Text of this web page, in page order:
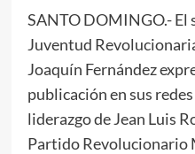
SANTO DOMINGO.- El
Juventud
Joaquín Fernández
publicación en sus
liderazgo de Jean Luis
Partido Revolucionario